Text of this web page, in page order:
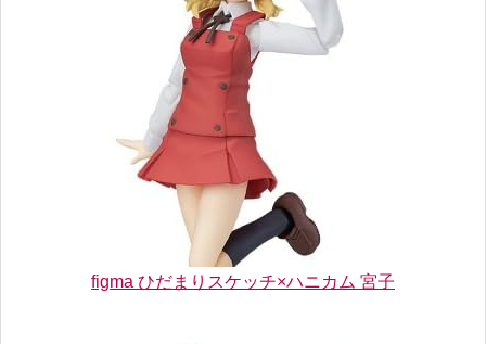
figma ひだまりスケッチ×ハニカム 宮子